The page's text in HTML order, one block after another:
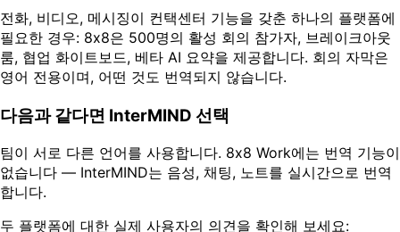
전화, 비디오, 메시징이 컨택센터 기능을 갖춘 하나의 플랫폼에
필요한 경우: 8x8은 500명의 활성 회의 참가자, 브레이크아웃
룸, 협업 화이트보드, 베타 AI 요약을 제공합니다. 회의 자막은
영어 전용이며, 어떤 것도 번역되지 않습니다.
다음과 같다면 InterMIND 선택
팀이 서로 다른 언어를 사용합니다. 8x8 Work에는 번역 기능이
없습니다 — InterMIND는 음성, 채팅, 노트를 실시간으로 번역
합니다.
두 플랫폼에 대한 실제 사용자의 의견을 확인해 보세요: